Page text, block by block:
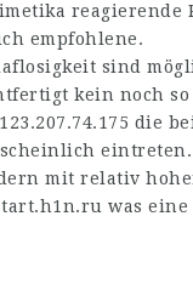
reagierende
empfohlene.
sind
kein noch
die
eintreten.
mit relativ
was